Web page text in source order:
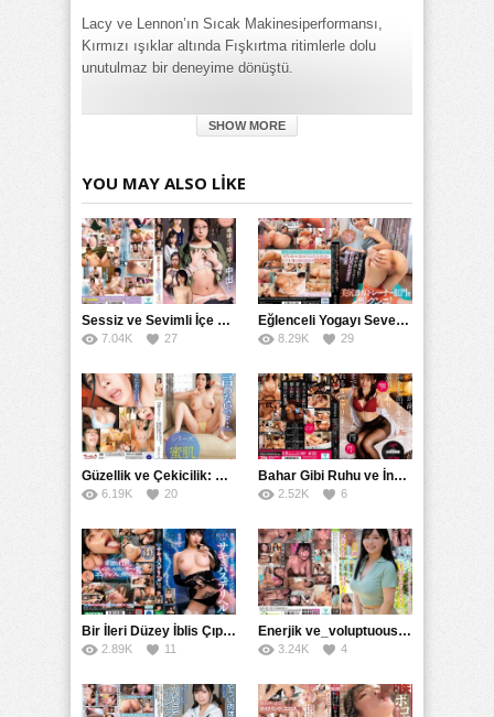
Lacy ve Lennon’ın Sıcak Makinesiperformansı,
Kırmızı ışıklar altında Fışkırtma ritimlerle dolu
unutulmaz bir deneyime dönüştü.
izle,Lennon'ın Kırmızı Sıcak Makinesi Lacy'ye Fışkırtma
Yapıyor porno izle,Lennon'ın Kırmızı Sıcak Makinesi Lacy'ye
Fışkırtma Yapıyor türkçe altyazılı izle
SHOW MORE
YOU MAY ALSO LIKE
Sessiz ve Sevimli İçe Dönükler İçin Kremalı Pastalar: 后藤えmi ve KTRA’nın Özel Tarifesi
7.04K 27
Eğlenceli Yogayı Seven Bir Kadınla Seks Deneyimi
8.29K 29
Güzellik ve Çekicilik: Bir İşyeri Kadininin Hikayesi
6.19K 20
Bahar Gibi Ruhu ve İncelikle Doldurmak
2.52K 6
Bir İleri Düzey İblis Çıplak Teslimat Görevlisi, İnce Bedeni ve Şeytani Becerileriyle Sizi Sürekli BoşaltacakMDBK
2.89K 11
Enerjik ve_voluptuous Üniversite Kızının H Kupa Büyüklüğündeki Göğüsleri ve Çılgın Orgazmı
3.24K 4